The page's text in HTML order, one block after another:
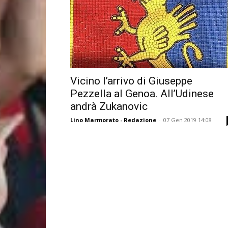
Vicino l’arrivo di Giuseppe
Pezzella al Genoa. All’Udinese
andrà Zukanovic
Lino Marmorato - Redazione - 07 Gen 2019 14:08